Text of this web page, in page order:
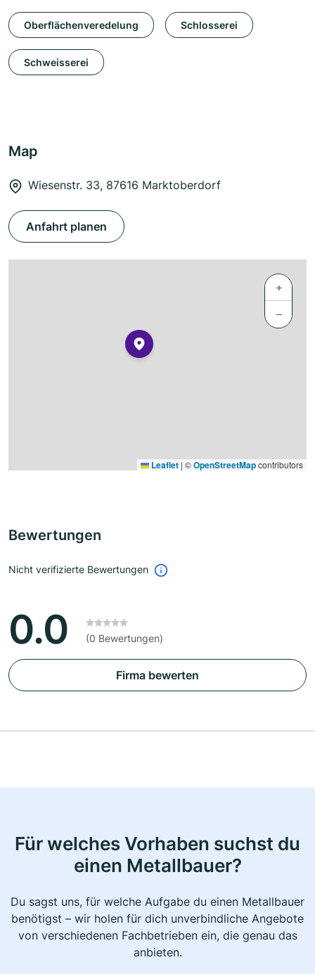
Oberflächenveredelung Schlosserei
Schweisserei
Map
Wiesenstr. 33, 87616 Marktoberdorf
Anfahrt planen
+
−
Leaflet | ©OpenStreetMapcontributors
Bewertungen
Nicht verifizierte Bewertungen
0.0 (0 Bewertungen)
Firma bewerten
Für welches Vorhaben suchst du
einen Metallbauer?
Du sagst uns, für welche Aufgabe du einen Metallbauer
benötigst – wir holen für dich unverbindliche Angebote
von verschiedenen Fachbetrieben ein, die genau das
anbieten.